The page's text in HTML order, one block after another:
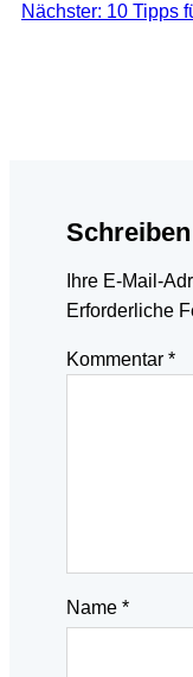
Nächster: 10 Tipps
Ihre E-Mail-
Erforderliche
Kommentar *
Name *